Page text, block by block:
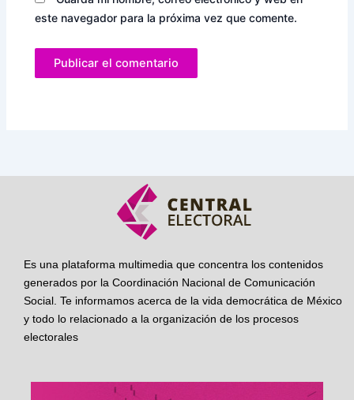
este navegador para la próxima vez que comente.
Es una plataforma multimedia que concentra los contenidos
generados por la Coordinación Nacional de Comunicación
Social. Te informamos acerca de la vida democrática de México
y todo lo relacionado a la organización de los procesos
electorales